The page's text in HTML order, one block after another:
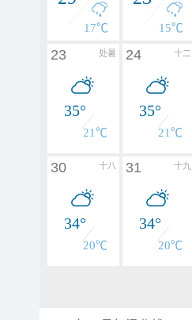
17℃ 15℃
处暑
23
35°
21℃
十二
24
35°
21℃
十八
30
34°
20℃
十九
31
34°
20℃